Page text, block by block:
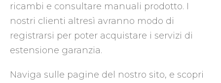
ricambi e consultare manuali prodotto. I
nostri clienti altresì avranno modo di
registrarsi per poter acquistare i servizi di
estensione garanzia.
Naviga sulle pagine del nostro sito, e scopri